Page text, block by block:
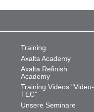
Training
Axalta Academy
Axalta Refinish
Academy
Training Videos "Video-
TEC"
Unsere Seminare